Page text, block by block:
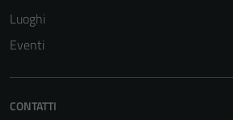
Luoghi
Eventi
CONTATTI